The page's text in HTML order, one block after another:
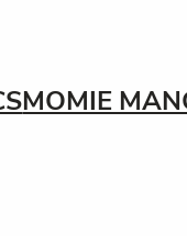
MOMIE